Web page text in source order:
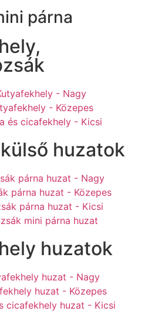
párna
- Nagy
- Közepes
és cicafekhely - Kicsi
huzatok
párna huzat - Nagy
párna huzat - Közepes
párna huzat - Kicsi
mini párna huzat
huzatok
huzat - Nagy
huzat - Közepes
cicafekhely huzat - Kicsi